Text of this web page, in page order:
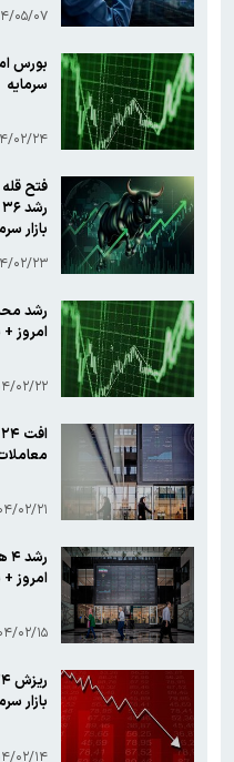
۱۴۰۴/
بورس
سرمایه
۱۴۰۴/
فتح
بازار
۱۴۰۴/
رشد
امروز +
۱۴۰۴/
۱۴۰۴/
امروز +
۱۴۰۴/
بازار
۱۴۰۴/